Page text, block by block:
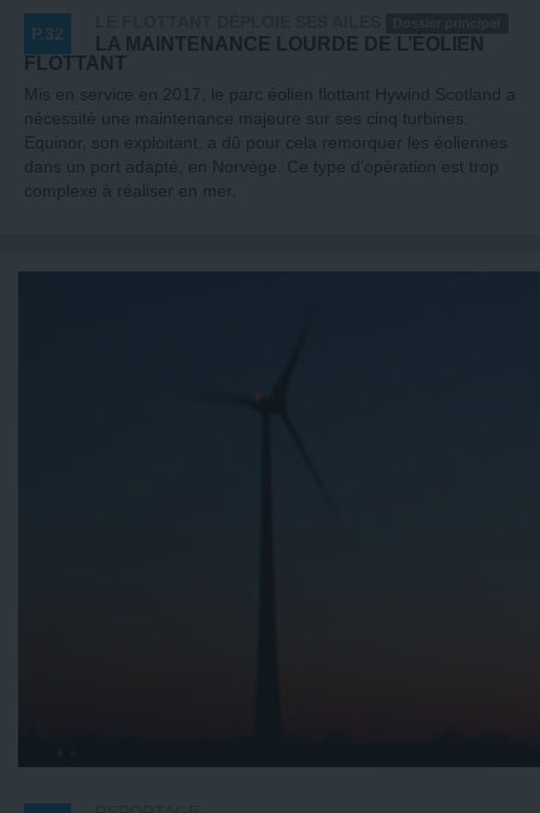
P.32
LA MAINTENANCE LOURDE DE L’ÉOLIEN
FLOTTANT
Mis en service en 2017, le parc éolien flottant Hywind Scotland a
nécessité une maintenance majeure sur ses cinq turbines.
Equinor, son exploitant, a dû pour cela remorquer les éoliennes
dans un port adapté, en Norvège. Ce type d’opération est trop
complexe à réaliser en mer.